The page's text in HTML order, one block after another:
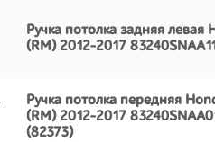
Ручка потолка задняя левая
(RM) 2012-2017
Ручка потолка передняя
(RM) 2012-2017
(82373)